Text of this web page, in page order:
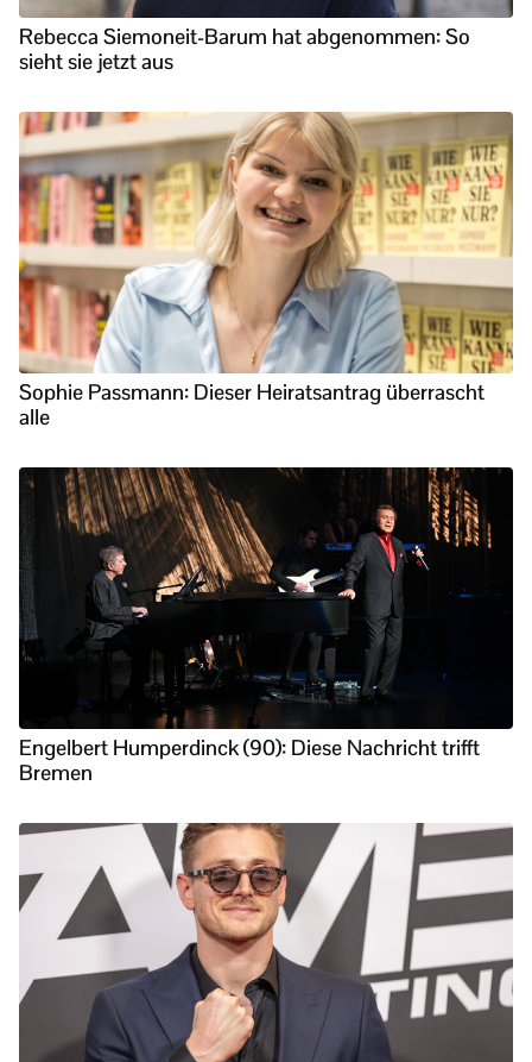
Rebecca Siemoneit-Barum hat abgenommen: So
sieht sie jetzt aus
Sophie Passmann: Dieser Heiratsantrag überrascht
alle
Engelbert Humperdinck (90): Diese Nachricht trifft
Bremen